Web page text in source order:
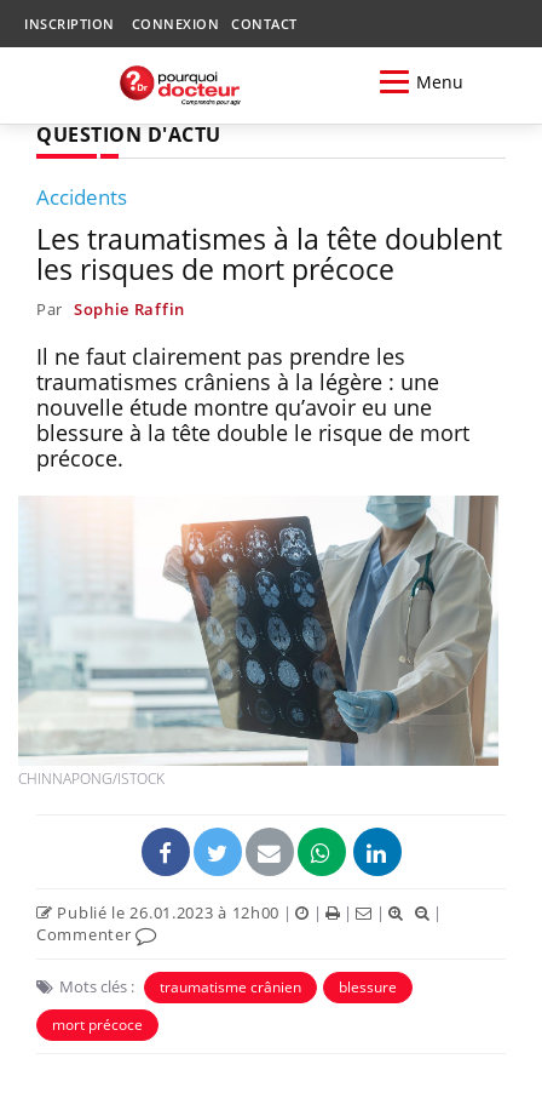
INSCRIPTION CONNEXION CONTACT
Menu
QUESTION D'ACTU
Accidents
Les traumatismes à la tête doublent
les risques de mort précoce
Par Sophie Raffin
Il ne faut clairement pas prendre les
traumatismes crâniens à la légère : une
nouvelle étude montre qu’avoir eu une
blessure à la tête double le risque de mort
précoce.
CHINNAPONG/ISTOCK
Publié le 26.01.2023 à 12h00 | | | |
|
Commenter
Mots clés : traumatisme crânien
blessure
mort précoce